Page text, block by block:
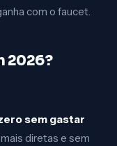
com o faucet.
2026?
sem gastar
diretas e sem